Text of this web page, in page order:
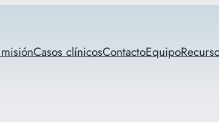
Casos clínicosContactoEquipo